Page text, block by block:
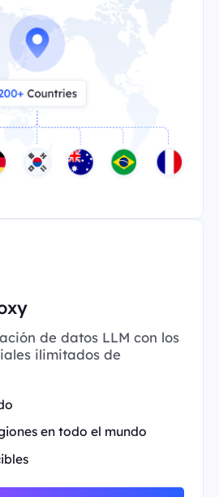
de datos LLM con los
ilimitados de
en todo el mundo